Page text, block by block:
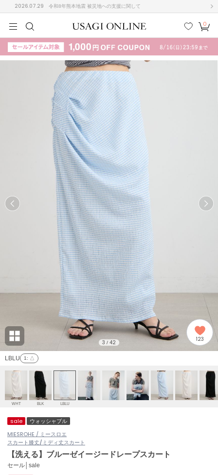
2026.07.29 令和8年熊本地震 被災地への支援に関して
検索
お気
に入
カー
ト
0
KIDSBABYBEAUTYLIFE STYLE
(708)
ョン雑貨 (849)
/ランジェリー (127)
ェア (124)
(121)
KIDSBABYBEAUTYLIFE STYLE
D E F G
K L M N
R S T U
Y Z
その
他
ACYM
アシーム
adidas by Stella McCartney
アディダス バイ ステラマッカートニー
Ame no chi Hare
アメノチハレ
AMOMMA
アモマ
ánuans
アニュアンス
ànuke
アンヌーク
ASICS
アシックス
LBLU 1 : △
3 / 42 123
WHT BLK LBLU
sale
ウォッシャブル
MIESROHE / ミースロエ
スカート膝丈/ミディ丈スカート
【洗える】ブルーゼイージードレープスカート
セール│sale